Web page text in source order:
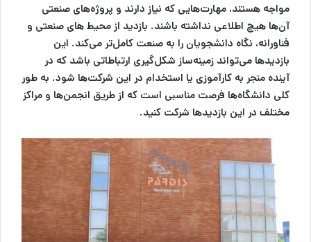
مواجه هستند، مهارت‌هایی که نیاز دارند و پروژه‌های صنعتی
آن‌ها هیچ اطلاعی نداشته باشند. بازدید از محیط های صنعتی و
فناورانه، نگاه دانشجویان را به صنعت کامل‌تر می‌کند. این
بازدیدها می‌تواند زمینه‌ساز شکل‌گیری ارتباطاتی باشد که در
آینده منجر به کارآموزی یا استخدام در این شرکت‌ها شود. به طور
کلی دانشگاه‌ها فرصت مناسبی است که از طریق انجمن‌ها و مراکز
مختلف در این بازدیدها شرکت کنید.